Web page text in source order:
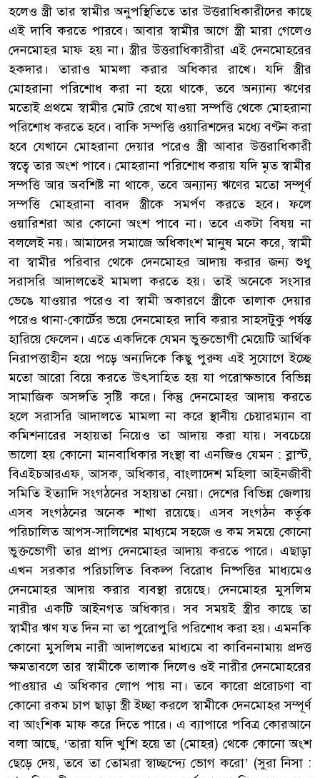
হলেও স্ত্রী তার স্বামীর অনুপস্থিতিতে তার উত্তরাধিকারীদের কাছে
এই দাবি করতে পারবে। আবার স্বামীর আগে স্ত্রী মারা গেলেও
দেনমোহর মাফ হয় না। স্ত্রীর উত্তরাধিকারীরা এই দেনমোহরের
হকদার। তারাও মামলা করার অধিকার রাখে। যদি স্ত্রীর
মোহরানা পরিশোধ করা না হয়ে থাকে, তবে অন্যান্য ঋণের
মতোই প্রথমে স্বামীর মোট রেখে যাওয়া সম্পত্তি থেকে মোহরানা
পরিশোধ করতে হবে। বাকি সম্পত্তি ওয়ারিশদের মধ্যে বণ্টন করা
হবে যেখানে মোহরানা দেয়ার পরেও স্ত্রী আবার উত্তরাধিকারী
স্বত্বে তার অংশ পাবে। মোহরানা পরিশোধ করায় যদি মৃত স্বামীর
সম্পত্তি আর অবশিষ্ট না থাকে, তবে অন্যান্য ঋণের মতো সম্পূর্ণ
সম্পত্তি মোহরানা বাবদ স্ত্রীকে সমর্পণ করতে হবে। ফলে
ওয়ারিশরা আর কোনো অংশ পাবে না। তবে একটা বিষয় না
বললেই নয়। আমাদের সমাজে অধিকাংশ মানুষ মনে করে, স্বামী
বা স্বামীর পরিবার থেকে দেনমোহর আদায় করার জন্য শুধু
সরাসরি আদালতেই মামলা করতে হয়। তাই অনেকে সংসার
ভেঙে যাওয়ার পরেও বা স্বামী অকারণে স্ত্রীকে তালাক দেয়ার
পরেও থানা-কোর্টের ভয়ে দেনমোহর দাবি করার সাহসটুকু পর্যন্ত
হারিয়ে ফেলেন। এতে একদিকে যেমন ভুক্তভোগী মেয়েটি আর্থিক
নিরাপত্তাহীন হয়ে পড়ে অন্যদিকে কিছু পুরুষ এই সুযোগে ইচ্ছে
মতো আরো বিয়ে করতে উৎসাহিত হয় যা পরোক্ষভাবে বিভিন্ন
সামাজিক অসঙ্গতি সৃষ্টি করে। কিন্তু দেনমোহর আদায় করতে
হলে সরাসরি আদালতে মামলা না করে স্থানীয় চেয়ারম্যান বা
কমিশনারের সহায়তা নিয়েও তা আদায় করা যায়। সবচেয়ে
ভালো হয় কোনো মানবাধিকার সংস্থা বা এনজিও যেমন : ব্লাস্ট,
বিএইচআরএফ, আসক, অধিকার, বাংলাদেশ মহিলা আইনজীবী
সমিতি ইত্যাদি সংগঠনের সহায়তা নেয়া। দেশের বিভিন্ন জেলায়
এসব সংগঠনের অনেক শাখা রয়েছে। এসব সংগঠন কর্তৃক
পরিচালিত আপস-সালিশের মাধ্যমে সহজে ও কম সময়ে কোনো
ভুক্তভোগী তার প্রাপ্য দেনমোহর আদায় করতে পারে। এছাড়া
এখন সরকার পরিচালিত বিকল্প বিরোধ নিষ্পত্তির মাধ্যমেও
দেনমোহর আদায় করার ব্যবস্থা রয়েছে। দেনমোহর মুসলিম
নারীর একটি আইনগত অধিকার। সব সময়ই স্ত্রীর কাছে তা
স্বামীর ঋণ যত দিন না তা পুরোপুরি পরিশোধ করা হয়। এমনকি
কোনো মুসলিম নারী আদালতের মাধ্যমে বা কাবিননামায় প্রদত্ত
ক্ষমতাবলে তার স্বামীকে তালাক দিলেও ওই নারীর দেনমোহরের
পাওয়ার এ অধিকার লোপ পায় না। তবে কারো প্ররোচণা বা
কোনো রকম চাপ ছাড়া স্ত্রী ইচ্ছা করলে স্বামীকে দেনমোহর সম্পূর্ণ
বা আংশিক মাফ করে দিতে পারে। এ ব্যাপারে পবিত্র কোরআনে
বলা আছে, ‘তারা যদি খুশি হয়ে তা (মোহর) থেকে কোনো অংশ
ছেড়ে দেয়, তবে তা তোমরা স্বাচ্ছন্দ্যে ভোগ করো’ (সুরা নিসা :